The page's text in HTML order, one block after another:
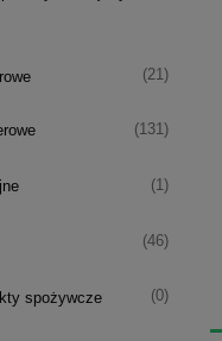
(21)
(131)
(1)
(46)
spożywcze (0)